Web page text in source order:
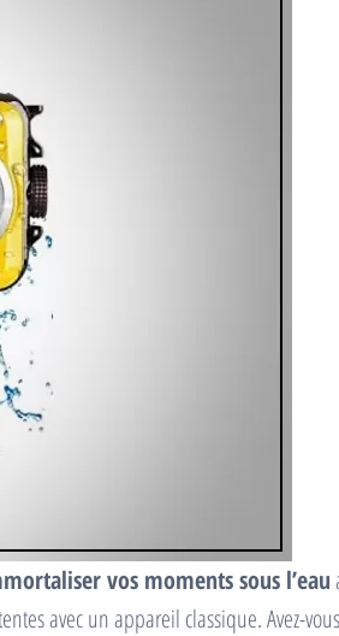
vos moments sous l’eau
avec un appareil classique. Avez-